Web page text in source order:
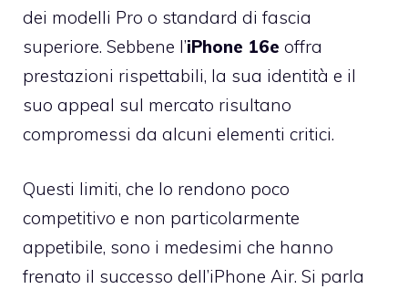
dei modelli Pro o standard di fascia
superiore. Sebbene l’iPhone 16e offra
prestazioni rispettabili, la sua identità e il
suo appeal sul mercato risultano
compromessi da alcuni elementi critici.
Questi limiti, che lo rendono poco
competitivo e non particolarmente
appetibile, sono i medesimi che hanno
frenato il successo dell’iPhone Air. Si parla